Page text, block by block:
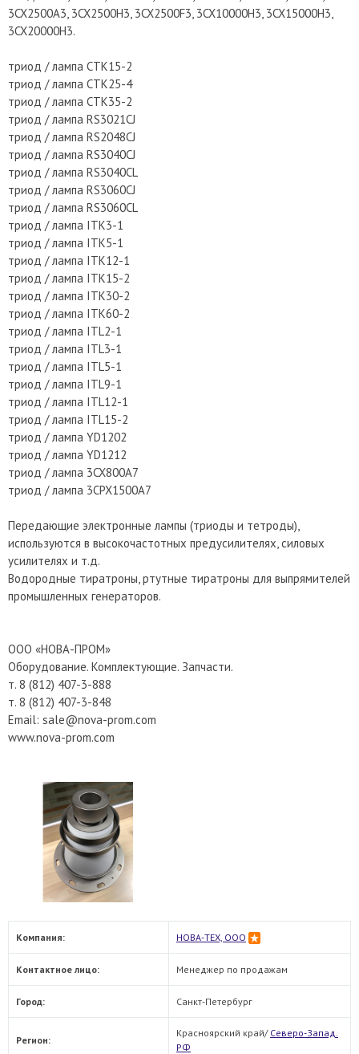
3CX2500A3, 3CX2500H3, 3CX2500F3, 3CX10000H3, 3CX15000H3,
3CX20000H3.
триод / лампа CTK15-2
триод / лампа CTK25-4
триод / лампа CTK35-2
триод / лампа RS3021CJ
триод / лампа RS2048CJ
триод / лампа RS3040CJ
триод / лампа RS3040CL
триод / лампа RS3060CJ
триод / лампа RS3060CL
триод / лампа ITK3-1
триод / лампа ITK5-1
триод / лампа ITK12-1
триод / лампа ITK15-2
триод / лампа ITK30-2
триод / лампа ITK60-2
триод / лампа ITL2-1
триод / лампа ITL3-1
триод / лампа ITL5-1
триод / лампа ITL9-1
триод / лампа ITL12-1
триод / лампа ITL15-2
триод / лампа YD1202
триод / лампа YD1212
триод / лампа 3CX800A7
триод / лампа 3CPX1500A7
Передающие электронные лампы (триоды и тетроды),
используются в высокочастотных предусилителях, силовых
усилителях и т.д.
Водородные тиратроны, ртутные тиратроны для выпрямителей
промышленных генераторов.
ООО «НОВА-ПРОМ»
Оборудование. Комплектующие. Запчасти.
т. 8 (812) 407-3-888
т. 8 (812) 407-3-848
Email: sale@nova-prom.com
www.nova-prom.com
Компания: НОВА-ТЕХ, ООО
Контактное лицо: Менеджер по продажам
Город: Санкт-Петербург
Регион:
Красноярский край/ Северо-Запад.
РФ